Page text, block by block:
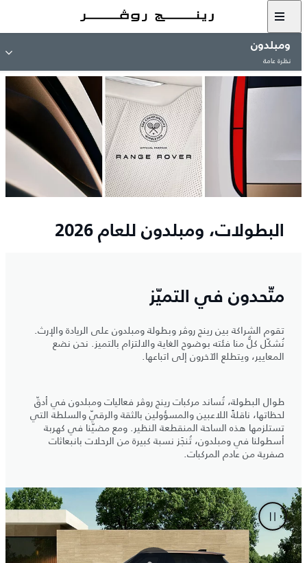
ومبلدون
نظرة عامة
البطولات، ومبلدون للعام 2026
متّحدون في التميّز
تقوم الشراكة بين رينج روڤر وبطولة ومبلدون على الريادة والإرث.
نُشكّل كلٌّ منا فئته بوضوح الغاية والالتزام بالتميز. نحن نضع
المعايير، ويتطلع الآخرون إلى اتباعها.
طوال البطولة، تُساند مركبات رينج روڤر فعاليات ومبلدون في أدقّ
لحظاتها، ناقلةً اللاعبين والمسؤولين بالثقة والرقيّ والسلطة التي
تستلزمها هذه الساحة المنقطعة النظير. ومع مضيّنا في كهربة
أسطولنا في ومبلدون، تُنجَز نسبة كبيرة من الرحلات بانبعاثات
صفرية من عادم المركبات.